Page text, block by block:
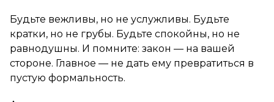
Будьте вежливы, но не услужливы. Будьте
кратки, но не грубы. Будьте спокойны, но не
равнодушны. И помните: закон — на вашей
стороне. Главное — не дать ему превратиться в
пустую формальность.